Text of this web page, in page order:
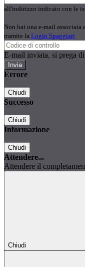
all'indirizzo indicato con le
Non hai una e-mail associata
tramite la Login Spaggiari
E-mail inviata, si prega
Errore
Chiudi
Successo
Chiudi
Informazione
Chiudi
Attendere...
Attendere il
Chiudi